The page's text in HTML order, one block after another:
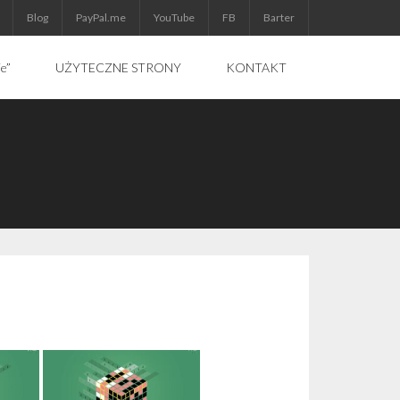
Blog PayPal.me YouTube FB Barter
UŻYTECZNE STRONY KONTAKT